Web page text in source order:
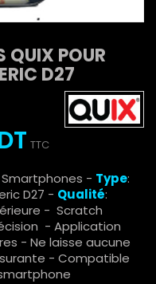
QUIX POUR
D27
TTC
Smartphones - Type:
D27 - Qualité:
- Scratch
- Application
- Ne laisse aucune
- Compatible